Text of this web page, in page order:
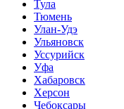
Тула
Тюмень
Улан-Удэ
Ульяновск
Уссурийск
Уфа
Хабаровск
Херсон
Чебоксары